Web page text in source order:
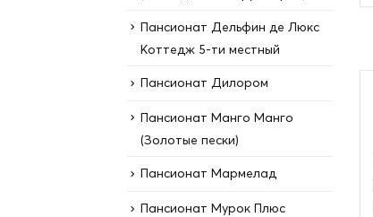
Пансионат Дельфин де Люкс
Коттедж 5-ти местный
Пансионат Дилором
Пансионат Манго Манго
(Золотые пески)
Пансионат Мармелад
Пансионат Мурок Плюс